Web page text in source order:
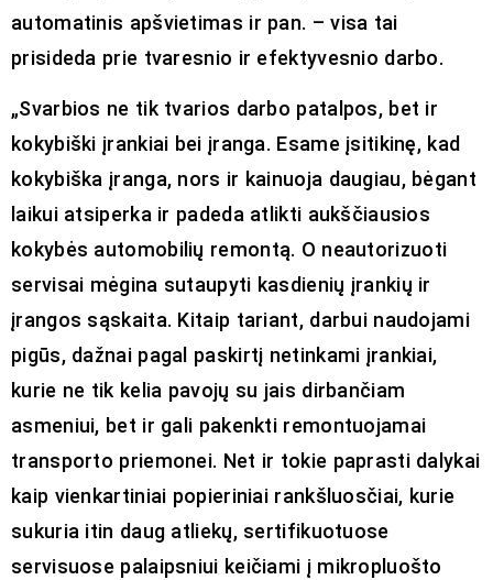
automatinis apšvietimas ir pan. – visa tai
prisideda prie tvaresnio ir efektyvesnio darbo.
„Svarbios ne tik tvarios darbo patalpos, bet ir
kokybiški įrankiai bei įranga. Esame įsitikinę, kad
kokybiška įranga, nors ir kainuoja daugiau, bėgant
laikui atsiperka ir padeda atlikti aukščiausios
kokybės automobilių remontą. O neautorizuoti
servisai mėgina sutaupyti kasdienių įrankių ir
įrangos sąskaita. Kitaip tariant, darbui naudojami
pigūs, dažnai pagal paskirtį netinkami įrankiai,
kurie ne tik kelia pavojų su jais dirbančiam
asmeniui, bet ir gali pakenkti remontuojamai
transporto priemonei. Net ir tokie paprasti dalykai
kaip vienkartiniai popieriniai rankšluosčiai, kurie
sukuria itin daug atliekų, sertifikuotuose
servisuose palaipsniui keičiami į mikropluošto